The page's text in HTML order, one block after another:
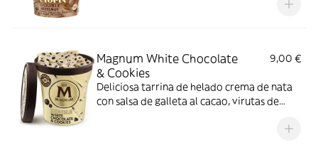
Magnum White Chocolate
& Cookies
9,00 €
Deliciosa tarrina de helado crema de nata
con salsa de galleta al cacao, virutas de